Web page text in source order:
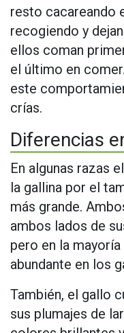
resto cacareando
recogiendo y
ellos coman
el último en
este
crías.
Diferencias
En algunas razas
la gallina por el
más grande.
ambos lados de
pero en la
abundante en los
También, el gallo
sus plumajes de